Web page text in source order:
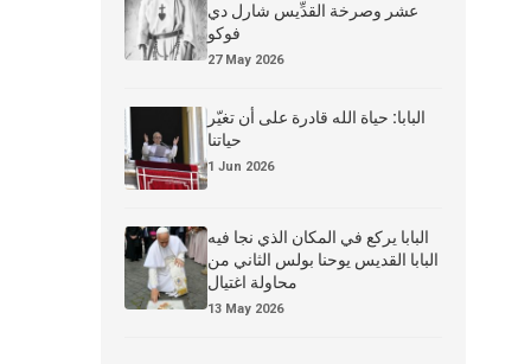
عشر وصرخة القدِّيس شارل دي
فوكو
27 May 2026
البابا: حياة الله قادرة على أن تغيّر
حياتنا
1 Jun 2026
البابا يركع في المكان الذي نجا فيه
البابا القديس يوحنا بولس الثاني من
محاولة اغتيال
13 May 2026